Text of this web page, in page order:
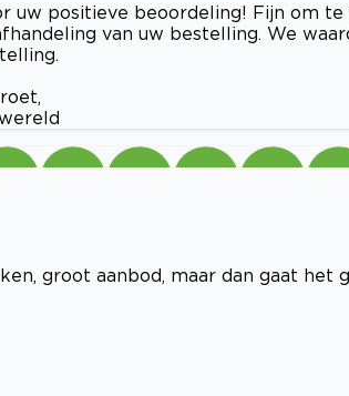
uw positieve beoordeling! Fijn om
van uw bestelling. We
groot aanbod, maar dan gaat het